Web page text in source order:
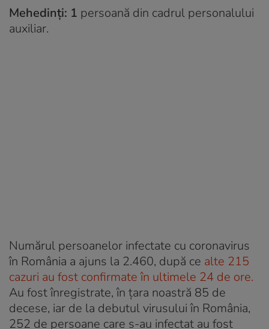
Mehedinți: 1 persoană din cadrul personalului
auxiliar.
Numărul persoanelor infectate cu coronavirus
în România a ajuns la 2.460, după ce alte 215
cazuri au fost confirmate în ultimele 24 de ore.
Au fost înregistrate, în țara noastră 85 de
decese, iar de la debutul virusului în România,
252 de persoane care s-au infectat au fost